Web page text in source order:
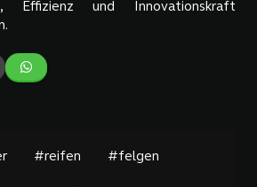
Effizienz und Innovationskraft
#reifen #felgen